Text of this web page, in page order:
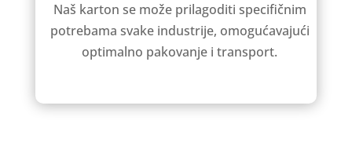
Naš karton se može prilagoditi specifičnim
potrebama svake industrije, omogućavajući
optimalno pakovanje i transport.